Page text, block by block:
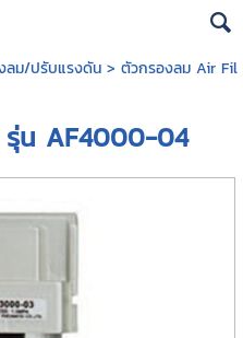
ลม/ปรับแรงดัน> ตัวกรองลม Air Fil
น AF4000-04